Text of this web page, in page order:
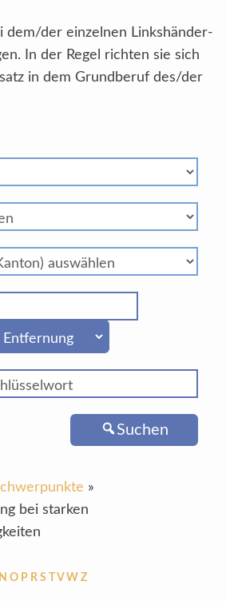
dem/der einzelnen Linkshänder-
In der Regel richten sie sich
in dem Grundberuf des/der
Suchen
»
bei starken
N O P R S V W Z